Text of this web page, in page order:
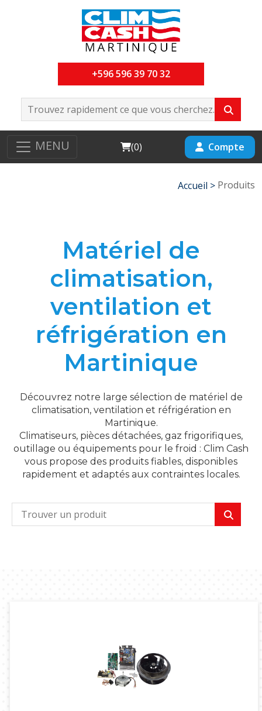
+596 596 39 70 32
MENU Cart
(0) Compte
Accueil > Produits
Matériel de
climatisation,
ventilation et
réfrigération en
Martinique
Découvrez notre large sélection de matériel de
climatisation, ventilation et réfrigération en
Martinique.
Climatiseurs, pièces détachées, gaz frigorifiques,
outillage ou équipements pour le froid : Clim Cash
vous propose des produits fiables, disponibles
rapidement et adaptés aux contraintes locales.